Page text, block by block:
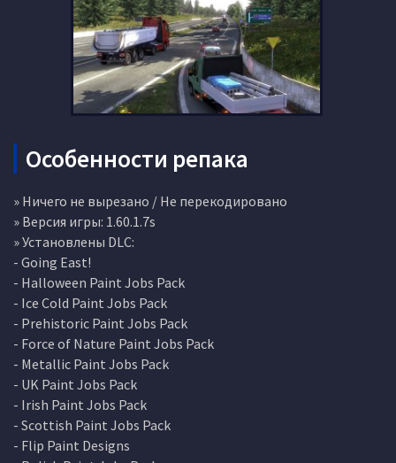
Особенности репака
» Ничего не вырезано / Не перекодировано
» Версия игры: 1.60.1.7s
» Установлены DLC:
- Going East!
- Halloween Paint Jobs Pack
- Ice Cold Paint Jobs Pack
- Prehistoric Paint Jobs Pack
- Force of Nature Paint Jobs Pack
- Metallic Paint Jobs Pack
- UK Paint Jobs Pack
- Irish Paint Jobs Pack
- Scottish Paint Jobs Pack
- Flip Paint Designs